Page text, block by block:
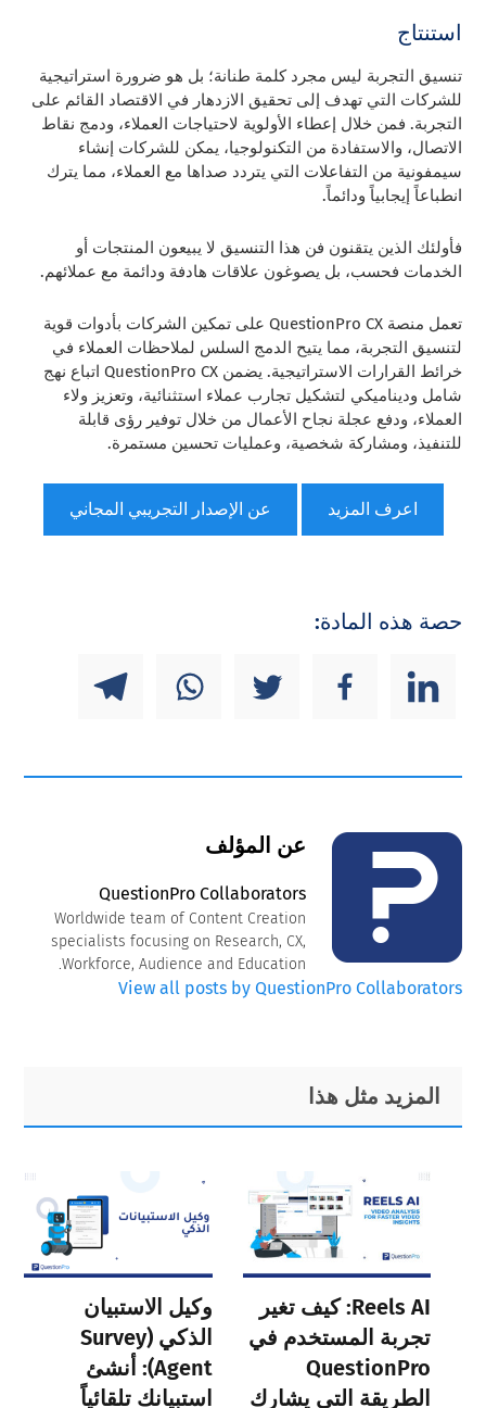
استنتاج
تنسيق التجربة ليس مجرد كلمة طنانة؛ بل هو ضرورة استراتيجية
للشركات التي تهدف إلى تحقيق الازدهار في الاقتصاد القائم على
التجربة. فمن خلال إعطاء الأولوية لاحتياجات العملاء، ودمج نقاط
الاتصال، والاستفادة من التكنولوجيا، يمكن للشركات إنشاء
سيمفونية من التفاعلات التي يتردد صداها مع العملاء، مما يترك
انطباعاً إيجابياً ودائماً.
فأولئك الذين يتقنون فن هذا التنسيق لا يبيعون المنتجات أو
الخدمات فحسب، بل يصوغون علاقات هادفة ودائمة مع عملائهم.
تعمل منصة QuestionPro CX على تمكين الشركات بأدوات قوية
لتنسيق التجربة، مما يتيح الدمج السلس لملاحظات العملاء في
خرائط القرارات الاستراتيجية. يضمن QuestionPro CX اتباع نهج
شامل وديناميكي لتشكيل تجارب عملاء استثنائية، وتعزيز ولاء
العملاء، ودفع عجلة نجاح الأعمال من خلال توفير رؤى قابلة
للتنفيذ، ومشاركة شخصية، وعمليات تحسين مستمرة.
اعرف المزيد عن الإصدار التجريبي المجاني
حصة هذه المادة:
عن المؤلف
QuestionPro Collaborators
Worldwide team of Content Creation
specialists focusing on Research, CX,
Workforce, Audience and Education.
View all posts by QuestionPro Collaborators
Primary
Sidebar
Footer
المزيد مثل هذا
Reels AI: كيف تغير
تجربة المستخدم في
QuestionPro
الطريقة التي يشارك
وكيل الاستبيان
الذكي (Survey
Agent): أنشئ
استبيانك تلقائياً